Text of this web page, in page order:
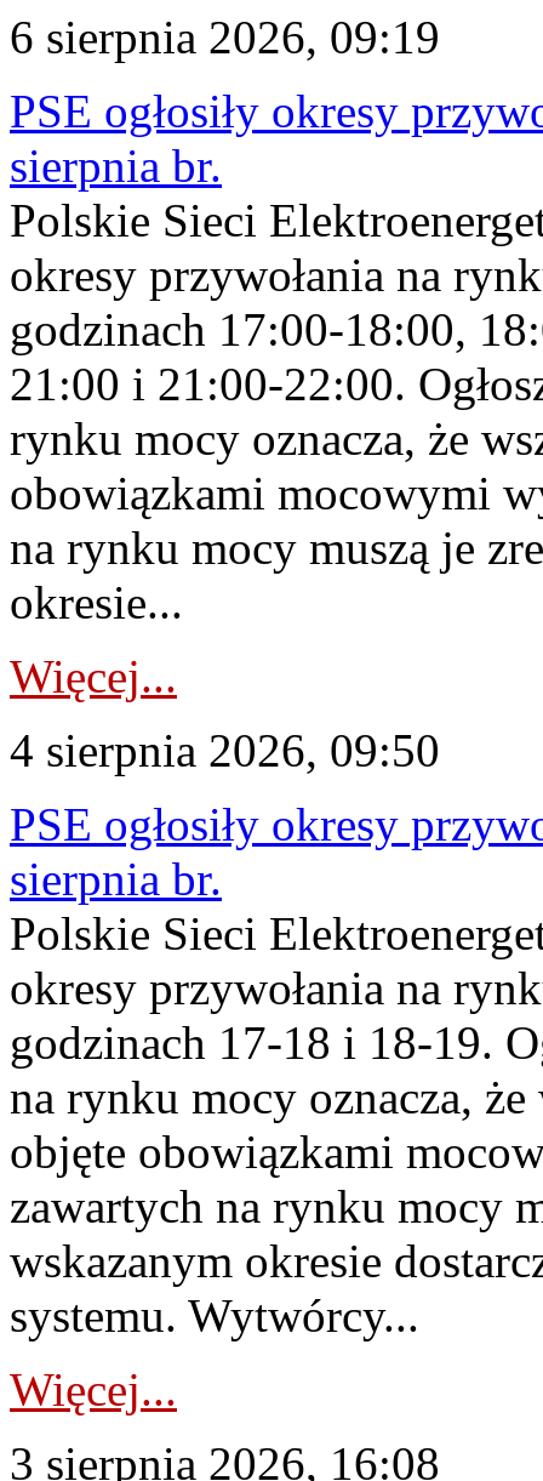
6 sierpnia 2026, 09:19
PSE ogłosiły okresy
sierpnia br.
Polskie Sieci
okresy przywołania na
godzinach 17:00-18:00,
21:00 i 21:00-22:00.
rynku mocy oznacza, że
obowiązkami mocowymi
na rynku mocy muszą je
okresie...
Więcej...
4 sierpnia 2026, 09:50
PSE ogłosiły okresy
sierpnia br.
Polskie Sieci
okresy przywołania na
godzinach 17-18 i 18-19.
na rynku mocy oznacza,
objęte obowiązkami
zawartych na rynku mocy
wskazanym okresie
systemu. Wytwórcy...
Więcej...
3 sierpnia 2026, 16:08